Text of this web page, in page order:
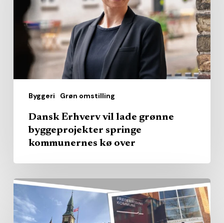
Byggeri Grøn omstilling
grønne
byggeprojekter
springe
kommunernes
Dansk Erhverv vil lade grønne
byggeprojekter springe
kommunernes kø over
Kommunerne
købte
pladserne